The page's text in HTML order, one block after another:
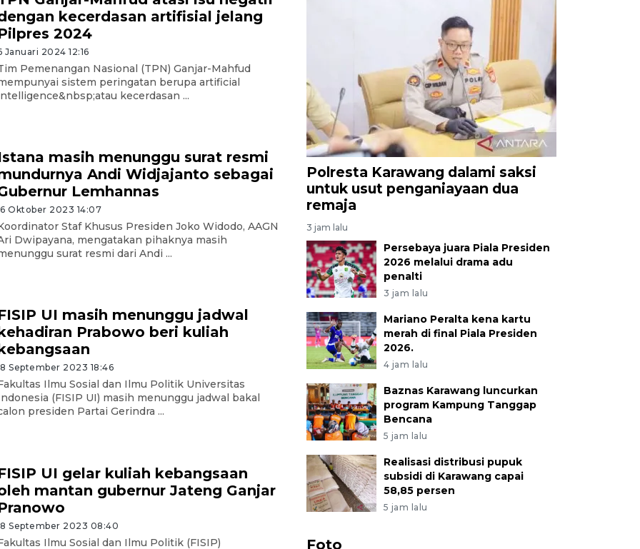
kecerdasan artifisial jelang
2024
Januari 2024 12:16
Pemenangan Nasional (TPN) Ganjar-Mahfud
sistem peringatan berupa artificial
kecerdasan ...
masih menunggu surat resmi
Andi Widjajanto sebagai
Lemhannas
Oktober 2023 14:07
Staf Khusus Presiden Joko Widodo, AAGN
Dwipayana, mengatakan pihaknya masih
surat resmi dari Andi ...
UI masih menunggu jadwal
Prabowo beri kuliah
September 2023 18:46
Ilmu Sosial dan Ilmu Politik Universitas
(FISIP UI) masih menunggu jadwal bakal
presiden Partai Gerindra ...
UI gelar kuliah kebangsaan
mantan gubernur Jateng Ganjar
September 2023 08:40
Ilmu Sosial dan Ilmu Politik (FISIP)
Polresta Karawang dalami saksi
untuk usut penganiayaan dua
remaja
3 jam lalu
Persebaya juara Piala Presiden
2026 melalui drama adu
penalti
3 jam lalu
Mariano Peralta kena kartu
merah di final Piala Presiden
2026.
4 jam lalu
Baznas Karawang luncurkan
program Kampung Tanggap
Bencana
5 jam lalu
Realisasi distribusi pupuk
subsidi di Karawang capai
58,85 persen
5 jam lalu
Foto